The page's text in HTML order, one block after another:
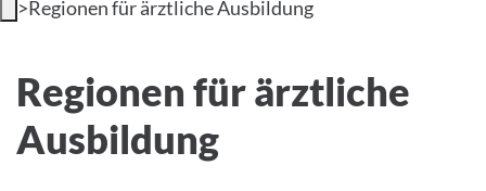
PRESSE
LEICHTE SPRACHE
>Regionen für ärztliche Ausbildung
Modellregion für ärztliche
Ausbildung
Regionen für ärztliche
Ausbildung